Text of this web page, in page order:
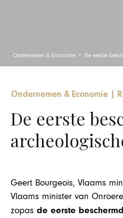
Ondernemen & Economie De eerste
Ondernemen & Economie
De eerste
Geert Bourgeois, Vlaams
Vlaams minister van
zopas de eerste